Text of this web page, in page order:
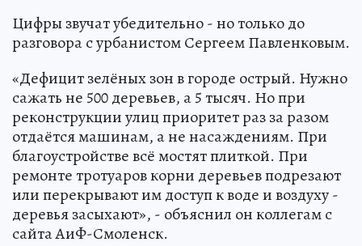
Цифры звучат убедительно - но только до
разговора с урбанистом Сергеем Павленковым.
«Дефицит зелёных зон в городе острый. Нужно
сажать не 500 деревьев, а 5 тысяч. Но при
реконструкции улиц приоритет раз за разом
отдаётся машинам, а не насаждениям. При
благоустройстве всё мостят плиткой. При
ремонте тротуаров корни деревьев подрезают
или перекрывают им доступ к воде и воздуху -
деревья засыхают», - объяснил он коллегам с
сайта АиФ-Смоленск.